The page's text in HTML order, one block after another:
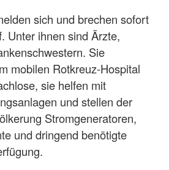
sich und brechen sofort
Unter ihnen sind Ärzte,
Sie
mobilen Rotkreuz-Hospital
sie helfen mit
und stellen der
Stromgeneratoren,
und dringend benötigte